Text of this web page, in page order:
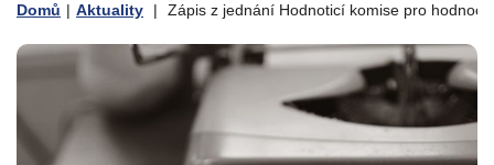
Domů | Aktuality | Zápis z jednání Hodnoticí komise pro